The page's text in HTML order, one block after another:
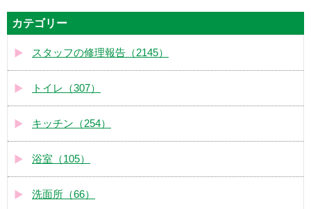
カテゴリー
スタッフの修理報告（2145）
トイレ（307）
キッチン（254）
浴室（105）
洗面所（66）